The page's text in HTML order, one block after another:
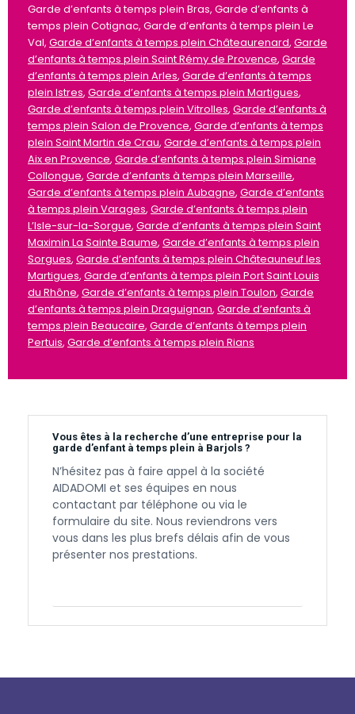
Garde d’enfants à temps plein Bras, Garde d’enfants à
temps plein Cotignac, Garde d’enfants à temps plein Le
Val, Garde d’enfants à temps plein Châteaurenard, Garde
d’enfants à temps plein Saint Rémy de Provence, Garde
d’enfants à temps plein Arles, Garde d’enfants à temps
plein Istres, Garde d’enfants à temps plein Martigues,
Garde d’enfants à temps plein Vitrolles, Garde d’enfants à
temps plein Salon de Provence, Garde d’enfants à temps
plein Saint Martin de Crau, Garde d’enfants à temps plein
Aix en Provence, Garde d’enfants à temps plein Simiane
Collongue, Garde d’enfants à temps plein Marseille,
Garde d’enfants à temps plein Aubagne, Garde d’enfants
à temps plein Varages, Garde d’enfants à temps plein
L’Isle-sur-la-Sorgue, Garde d’enfants à temps plein Saint
Maximin La Sainte Baume, Garde d’enfants à temps plein
Sorgues, Garde d’enfants à temps plein Châteauneuf les
Martigues, Garde d’enfants à temps plein Port Saint Louis
du Rhône, Garde d’enfants à temps plein Toulon, Garde
d’enfants à temps plein Draguignan, Garde d’enfants à
temps plein Beaucaire, Garde d’enfants à temps plein
Pertuis, Garde d’enfants à temps plein Rians
Vous êtes à la recherche d’une entreprise pour la
garde d’enfant à temps plein à Barjols ?
N’hésitez pas à faire appel à la société
AIDADOMI et ses équipes en nous
contactant par téléphone ou via le
formulaire du site. Nous reviendrons vers
vous dans les plus brefs délais afin de vous
présenter nos prestations.